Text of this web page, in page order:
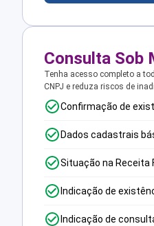
Consulta Sob
Tenha acesso completo a
CNPJ e reduza riscos de
Confirmação de
Dados cadastrais
Situação na Receita
Indicação de
Indicação de